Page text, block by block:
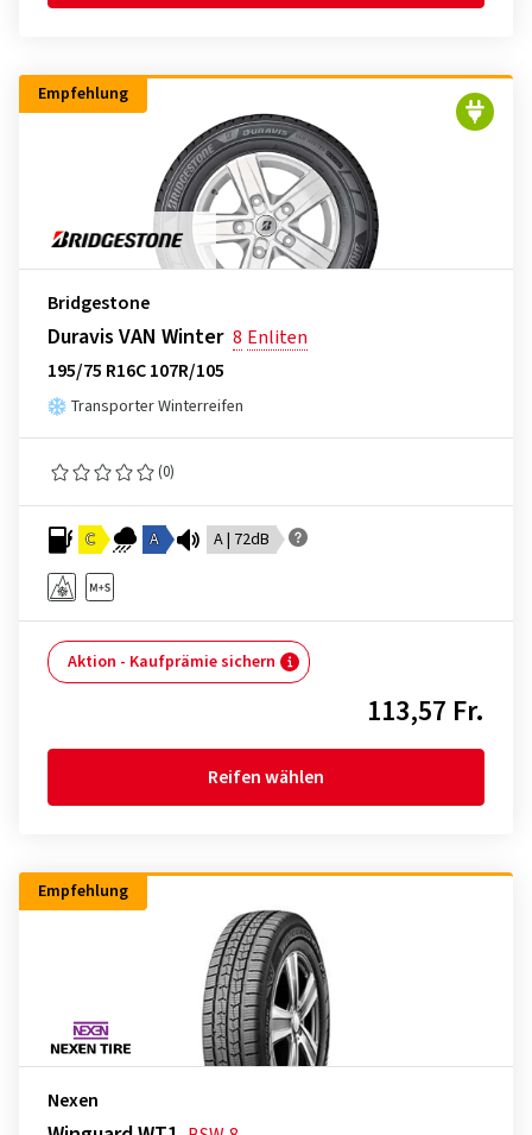
Empfehlung
Bridgestone
Duravis VAN Winter 8 Enliten
195/75 R16C 107R/105
Transporter Winterreifen
(0)
C A A | 72dB
Aktion - Kaufprämie sichern
113,57 Fr.
Reifen wählen
Empfehlung
Nexen